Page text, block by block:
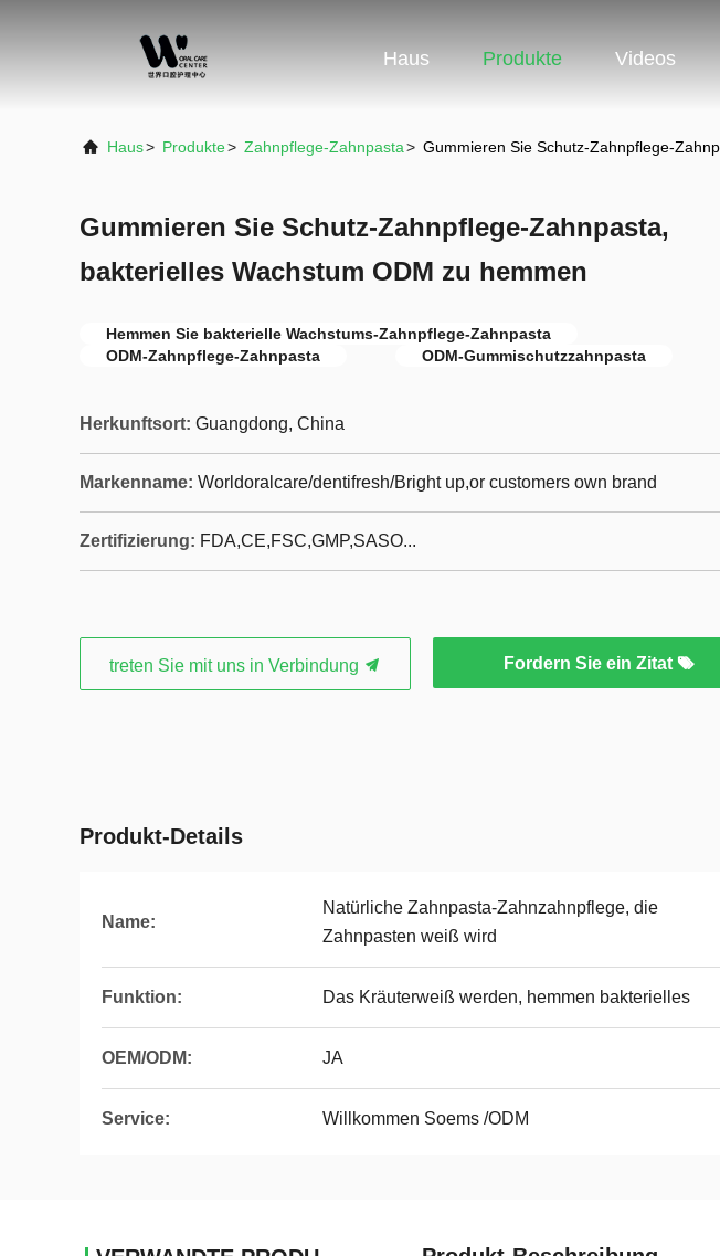
Haus Produkte Videos
Haus> Produkte> Zahnpflege-Zahnpasta> Gummieren Sie Schutz-Zahnpflege-
Gummieren Sie Schutz-Zahnpflege-Zahnpasta,
bakterielles Wachstum ODM zu hemmen
Hemmen Sie bakterielle Wachstums-Zahnpflege-Zahnpasta
ODM-Zahnpflege-Zahnpasta
ODM-Gummischutzzahnpasta
Herkunftsort: Guangdong, China
Markenname: Worldoralcare/dentifresh/Bright up,or customers own brand
Zertifizierung: FDA,CE,FSC,GMP,SASO...
treten Sie mit uns in Verbindung Fordern Sie ein Zitat
Produkt-Details
Name:
Natürliche Zahnpasta-Zahnzahnpflege, die
Zahnpasten weiß wird
Funktion: Das Kräuterweiß werden, hemmen bakterielles
OEM/ODM: JA
Service: Willkommen Soems /ODM